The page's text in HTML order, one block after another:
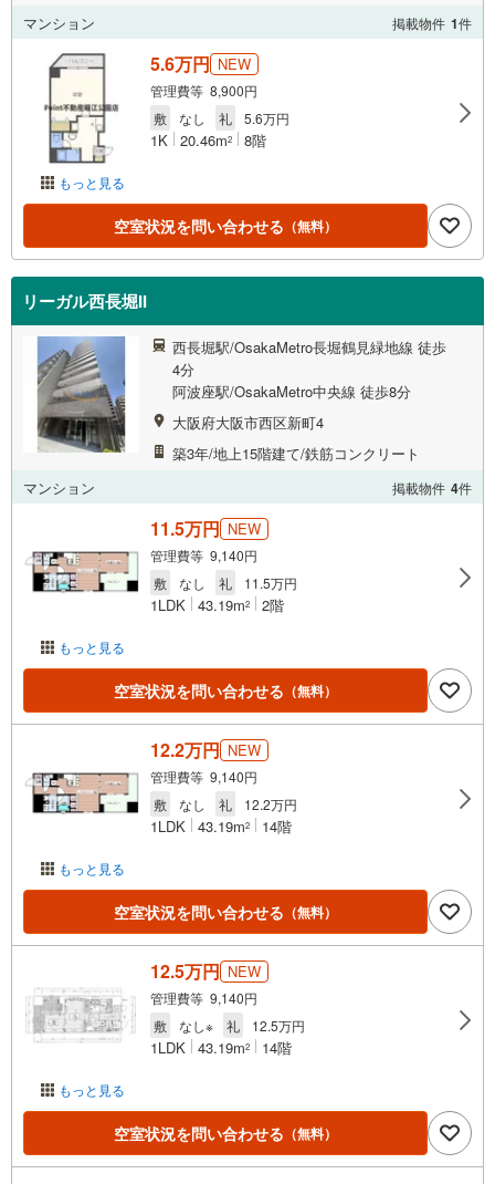
マンション
掲載物件 1件
もっと見る
5.6万円 NEW
管理費等 8,900円
敷
なし 礼 5.6万円
1K 20.46m2 8階
空室状況を問い合わせる （無料）
リーガル西長堀II
西長堀駅/OsakaMetro長堀鶴見緑地線 徒歩
4分
阿波座駅/OsakaMetro中央線 徒歩8分
大阪府大阪市西区新町4
築3年/地上15階建て/鉄筋コンクリート
マンション
掲載物件 4件
もっと見る
11.5万円 NEW
管理費等 9,140円
敷
なし 礼 11.5万円
1LDK 43.19m2 2階
空室状況を問い合わせる （無料）
もっと見る
12.2万円 NEW
管理費等 9,140円
敷
なし 礼 12.2万円
1LDK 43.19m2 14階
空室状況を問い合わせる （無料）
もっと見る
12.5万円 NEW
管理費等 9,140円
敷
なし※ 礼 12.5万円
1LDK 43.19m2 14階
空室状況を問い合わせる （無料）